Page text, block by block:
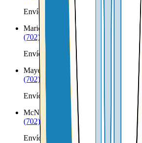
Envíos a Nicaragua desde Marble
Maricopa
(702) 879-8299
Envíos a Nicaragua desde Maricopa
Mayer
(702) 879-8299
Envíos a Nicaragua desde Mayer
McNeal
(702) 879-8299
Envíos a Nicaragua desde McNeal